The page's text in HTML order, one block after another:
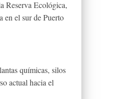
Reserva Ecológica,
en el sur de Puerto
químicas, silos
actual hacia el